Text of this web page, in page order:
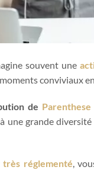
souvent une
conviviaux
de Parenthese
une grande
réglementé,